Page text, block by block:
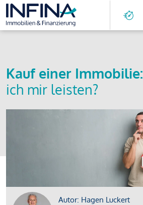
Kauf einer Immobilie:
ich mir leisten?
Autor: Hagen Luckert